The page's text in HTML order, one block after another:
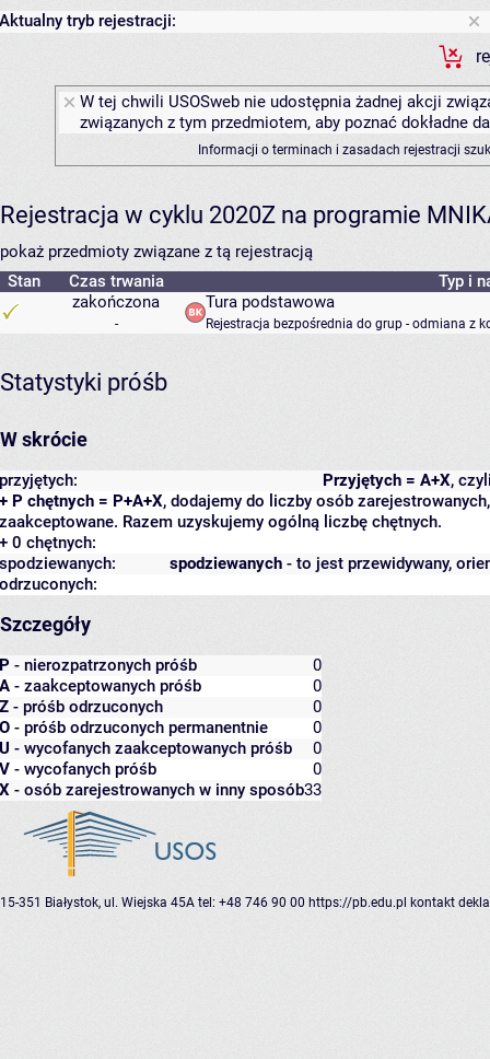
Aktualny tryb rejestracji:
W tej chwili USOSweb nie udostępnia żadnej akcji
związanych z tym przedmiotem, aby poznać dokładne
Informacji o terminach i zasadach rejestracji
Rejestracja w cyklu 2020Z na programie
pokaż przedmioty związane z tą rejestracją
Stan
Czas trwania
Typ i
zakończona
-
Tura podstawowa
Rejestracja bezpośrednia do grup - odmiana z
Statystyki próśb
W skrócie
Przyjętych = A+X,
przyjętych:
+ P chętnych = P+A+X, dodajemy do liczby osób
zaakceptowane. Razem uzyskujemy ogólną liczbę chętnych.
+ 0 chętnych:
spodziewanych - to jest przewidywany,
spodziewanych:
odrzuconych:
Szczegóły
P - nierozpatrzonych próśb
0
A - zaakceptowanych próśb
0
Z - próśb odrzuconych
0
O - próśb odrzuconych permanentnie
0
U - wycofanych zaakceptowanych próśb
0
V - wycofanych próśb
0
X - osób zarejestrowanych w inny sposób33
15-351 Białystok, ul. Wiejska 45A tel: +48 746 90 00 https://pb.edu.pl kontakt